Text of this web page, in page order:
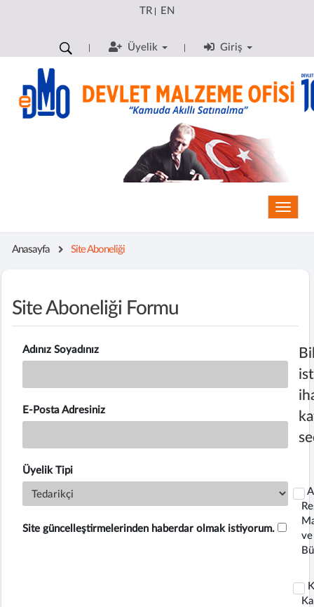
TR| EN
Üyelik Giriş
Anasayfa Site Aboneliği
Site Aboneliği Formu
Adınız Soyadınız
E-Posta Adresiniz
Üyelik Tipi
Site güncelleştirmelerinden haberdar olmak istiyorum.
ve